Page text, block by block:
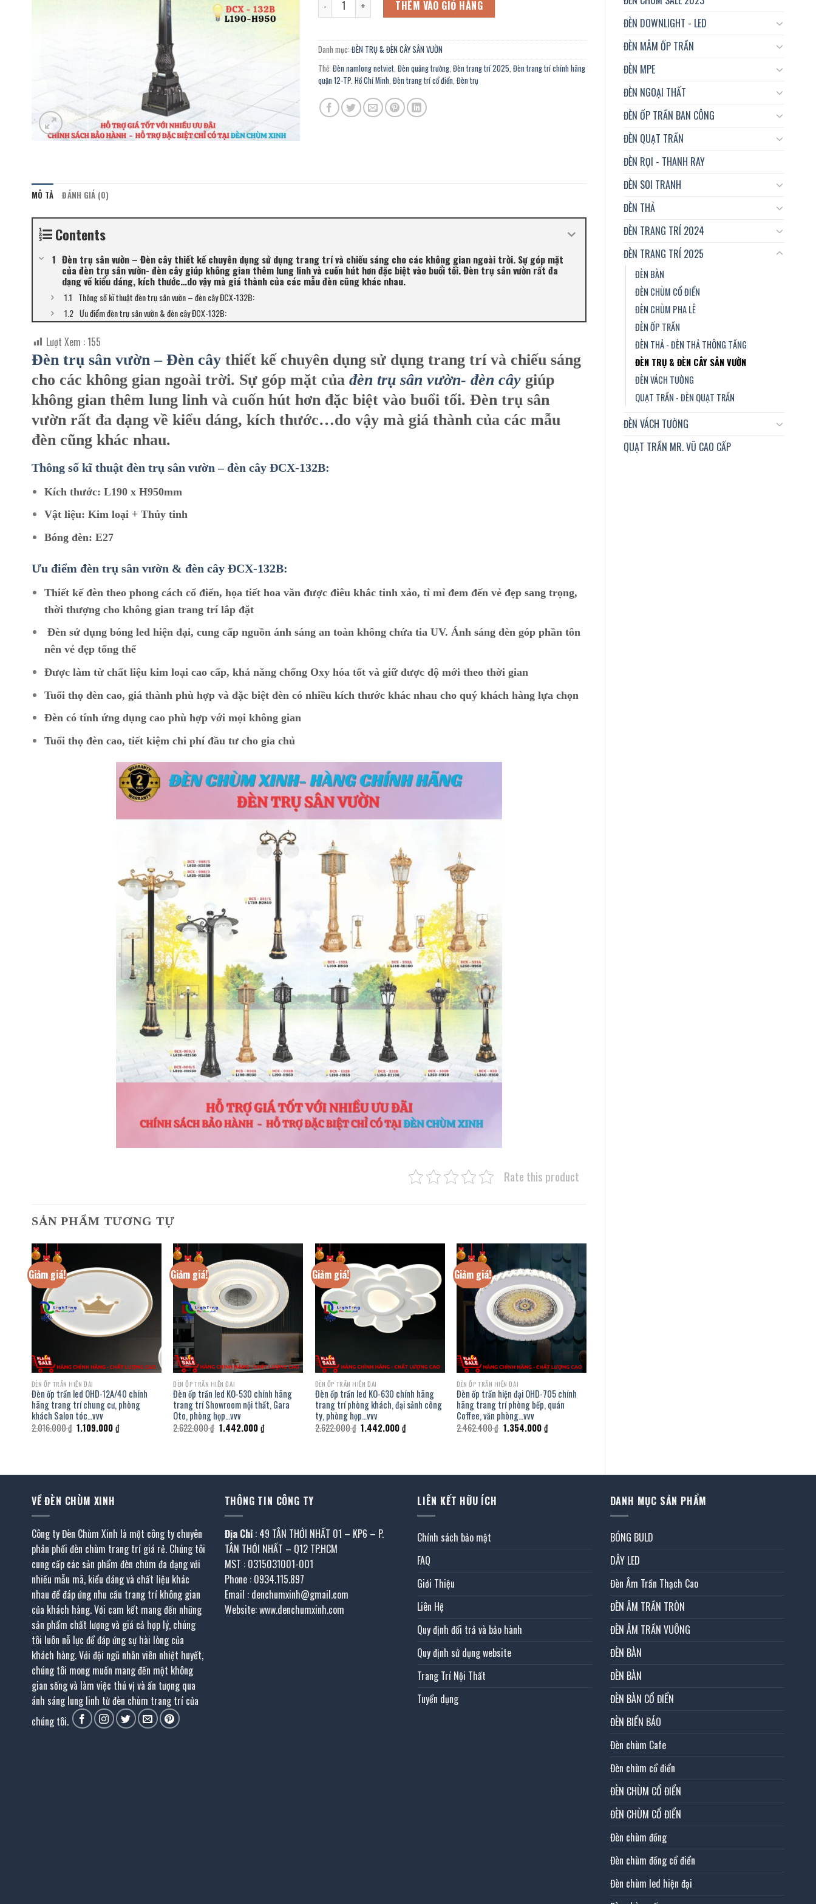
ĐÈN DOWNLIGHT - LED
ĐÈN MÂM ỐP TRẦN
ĐÈN MPE
ĐÈN NGOẠI THẤT
ĐÈN ỐP TRẦN BAN CÔNG
ĐÈN QUẠT TRẦN
ĐÈN RỌI - THANH RAY
ĐÈN SOI TRANH
ĐÈN THẢ
ĐÈN TRANG TRÍ 2024
ĐÈN TRANG TRÍ 2025
ĐÈN BÀN
ĐÈN CHÙM CỔ ĐIỂN
ĐÈN CHÙM PHA LÊ
ĐÈN ỐP TRẦN
ĐÈN THẢ - ĐÈN THẢ THÔNG TẦNG
ĐÈN TRỤ & ĐÈN CÂY SÂN VƯỜN
ĐÈN VÁCH TƯỜNG
QUẠT TRẦN - ĐÈN QUẠT TRẦN
ĐÈN VÁCH TƯỜNG
QUẠT TRẦN MR. VŨ CAO CẤP
2.770.000 ₫.là:
1.524.000 ₫.
THÊM VÀO GIỎ HÀNG
Danh mục: ĐÈN TRỤ & ĐÈN CÂY SÂN VƯỜN
Thẻ: Đèn namlong netviet Đèn quảng trường Đèn trang trí 2025 Đèn trang trí chính hãng
quận 12-TP. Hồ Chí Minh Đèn trang trí cổ điển Đèn trụ
MÔ TẢ ĐÁNH GIÁ (0)
Contents
Đèn trụ sân vườn – Đèn cây thiết kế chuyên dụng sử dụng trang trí và chiếu sáng cho các không gian ngoài trời. Sự góp mặt
của đèn trụ sân vườn- đèn cây giúp không gian thêm lung linh và cuốn hút hơn đặc biệt vào buổi tối. Đèn trụ sân vườn rất đa
dạng về kiểu dáng, kích thước…do vậy mà giá thành của các mẫu đèn cũng khác nhau.
Thông số kĩ thuật đèn trụ sân vườn – đèn cây ĐCX-132B:
Ưu điểm đèn trụ sân vườn & đèn cây ĐCX-132B:
Lượt Xem :155
Đèn trụ sân vườn – Đèn cây thiết kế chuyên dụng sử dụng trang trí và chiếu sáng
cho các không gian ngoài trời. Sự góp mặt của đèn trụ sân vườn- đèn cây giúp
không gian thêm lung linh và cuốn hút hơn đặc biệt vào buổi tối. Đèn trụ sân
vườn rất đa dạng về kiểu dáng, kích thước…do vậy mà giá thành của các mẫu
đèn cũng khác nhau.
Thông số kĩ thuật đèn trụ sân vườn – đèn cây ĐCX-132B:
Kích thước: L190 x H950mm
Vật liệu: Kim loại + Thủy tinh
Bóng đèn: E27
Ưu điểm đèn trụ sân vườn & đèn cây ĐCX-132B:
Thiết kế đèn theo phong cách cổ điển, họa tiết hoa văn được điêu khắc tinh xảo, tỉ mỉ đem đến vẻ đẹp sang trọng,
thời thượng cho không gian trang trí lắp đặt
Đèn sử dụng bóng led hiện đại, cung cấp nguồn ánh sáng an toàn không chứa tia UV. Ánh sáng đèn góp phần tôn
nên vẻ đẹp tổng thể
Được làm từ chất liệu kim loại cao cấp, khả năng chống Oxy hóa tốt và giữ được độ mới theo thời gian
Tuổi thọ đèn cao, giá thành phù hợp và đặc biệt đèn có nhiều kích thước khác nhau cho quý khách hàng lựa chọn
Đèn có tính ứng dụng cao phù hợp với mọi không gian
Tuổi thọ đèn cao, tiết kiệm chi phí đầu tư cho gia chủ
Rate this product
SẢN PHẨM TƯƠNG TỰ
Giảm giá!
ĐÈN ỐP TRẦN HIỆN ĐẠI
Đèn ốp trần led OHD-12A/40 chính
hãng trang trí chung cư, phòng
khách Salon tóc…vvv
2.016.000₫ Giá
gốc
1.109.000₫Giá
Giảm giá!
ĐÈN ỐP TRẦN HIỆN ĐẠI
Đèn ốp trần led KO-530 chính hãng
trang trí Showroom nội thất, Gara
Oto, phòng họp…vvv
2.622.000₫ Giá
gốc
1.442.000₫Giá
hiện
Giảm giá!
ĐÈN ỐP TRẦN HIỆN ĐẠI
Đèn ốp trần led KO-630 chính hãng
trang trí phòng khách, đại sảnh công
ty, phòng họp…vvv
2.622.000₫ Giá
gốc
1.442.000₫Giá
Giảm giá!
ĐÈN ỐP TRẦN HIỆN ĐẠI
Đèn ốp trần hiện đại OHD-705 chính
hãng trang trí phòng bếp, quán
Coffee, văn phòng…vvv
2.462.400₫ Giá
gốc
1.354.000₫Giá
hiện
VỀ ĐÈN CHÙM XINH
Công ty Đèn Chùm Xinh là một công ty chuyên
phân phối đèn chùm trang trí giá rẻ. Chúng tôi
cung cấp các sản phẩm đèn chùm đa dạng với
nhiều mẫu mã, kiểu dáng và chất liệu khác
nhau để đáp ứng nhu cầu trang trí không gian
của khách hàng. Với cam kết mang đến những
sản phẩm chất lượng và giá cả hợp lý, chúng
tôi luôn nỗ lực để đáp ứng sự hài lòng của
khách hàng. Với đội ngũ nhân viên nhiệt huyết,
chúng tôi mong muốn mang đến một không
gian sống và làm việc thú vị và ấn tượng qua
ánh sáng lung linh từ đèn chùm trang trí của
chúng tôi.
THÔNG TIN CÔNG TY
Địa Chỉ : 49 TÂN THỚI NHẤT 01 – KP6 – P.
TÂN THỚI NHẤT – Q12 TP.HCM
MST : 0315031001-001
Phone : 0934.115.897
Email : denchumxinh@gmail.com
Website: www.denchumxinh.com
LIÊN KẾT HỮU ÍCH
Chính sách bảo mật
FAQ
Giới Thiệu
Liên Hệ
Quy định đổi trả và bảo hành
Quy định sử dụng website
Trang Trí Nội Thất
Tuyển dụng
DANH MỤC SẢN PHẨM
BÓNG BULD
DÂY LED
Đèn Âm Trần Thạch Cao
ĐÈN ÂM TRẦN TRÒN
ĐÈN ÂM TRẦN VUÔNG
ĐÈN BÀN
ĐÈN BÀN
ĐÈN BÀN CỔ ĐIỂN
ĐÈN BIỂN BÁO
Đèn chùm Cafe
Đèn chùm cổ điển
ĐÈN CHÙM CỔ ĐIỂN
ĐÈN CHÙM CỔ ĐIỂN
Đèn chùm đồng
Đèn chùm đồng cổ điển
Đèn chùm led hiện đại